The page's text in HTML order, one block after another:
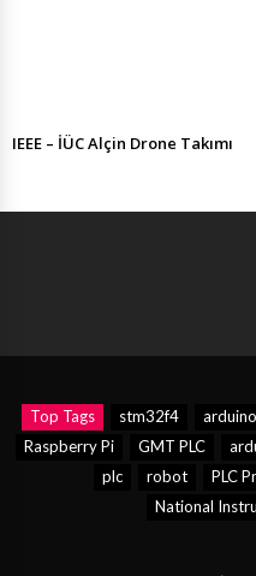
IEEE – İÜC Alçin Drone Takımı
Top Tags stm32f4
Raspberry Pi
GMT PLC
plc
robot PLC
National